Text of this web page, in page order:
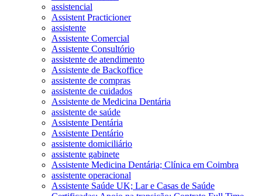
assistencial
Assistent Practicioner
assistente
Assistente Comercial
Assistente Consultório
assistente de atendimento
Assistente de Backoffice
assistente de compras
assistente de cuidados
Assistente de Medicina Dentária
assistente de saúde
Assistente Dentária
Assistente Dentário
assistente domiciliário
assistente gabinete
Assistente Medicina Dentária; Clínica em Coimbra
assistente operacional
Assistente Saúde UK; Lar e Casas de Saúde